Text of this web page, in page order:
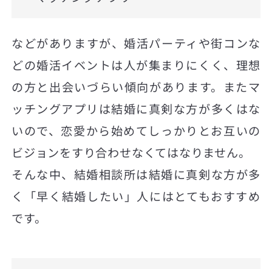
などがありますが、婚活パーティや街コンな
どの婚活イベントは人が集まりにくく、理想
の方と出会いづらい傾向があります。またマ
ッチングアプリは結婚に真剣な方が多くはな
いので、恋愛から始めてしっかりとお互いの
ビジョンをすり合わせなくてはなりません。
そんな中、結婚相談所は結婚に真剣な方が多
く「早く結婚したい」人にはとてもおすすめ
です。